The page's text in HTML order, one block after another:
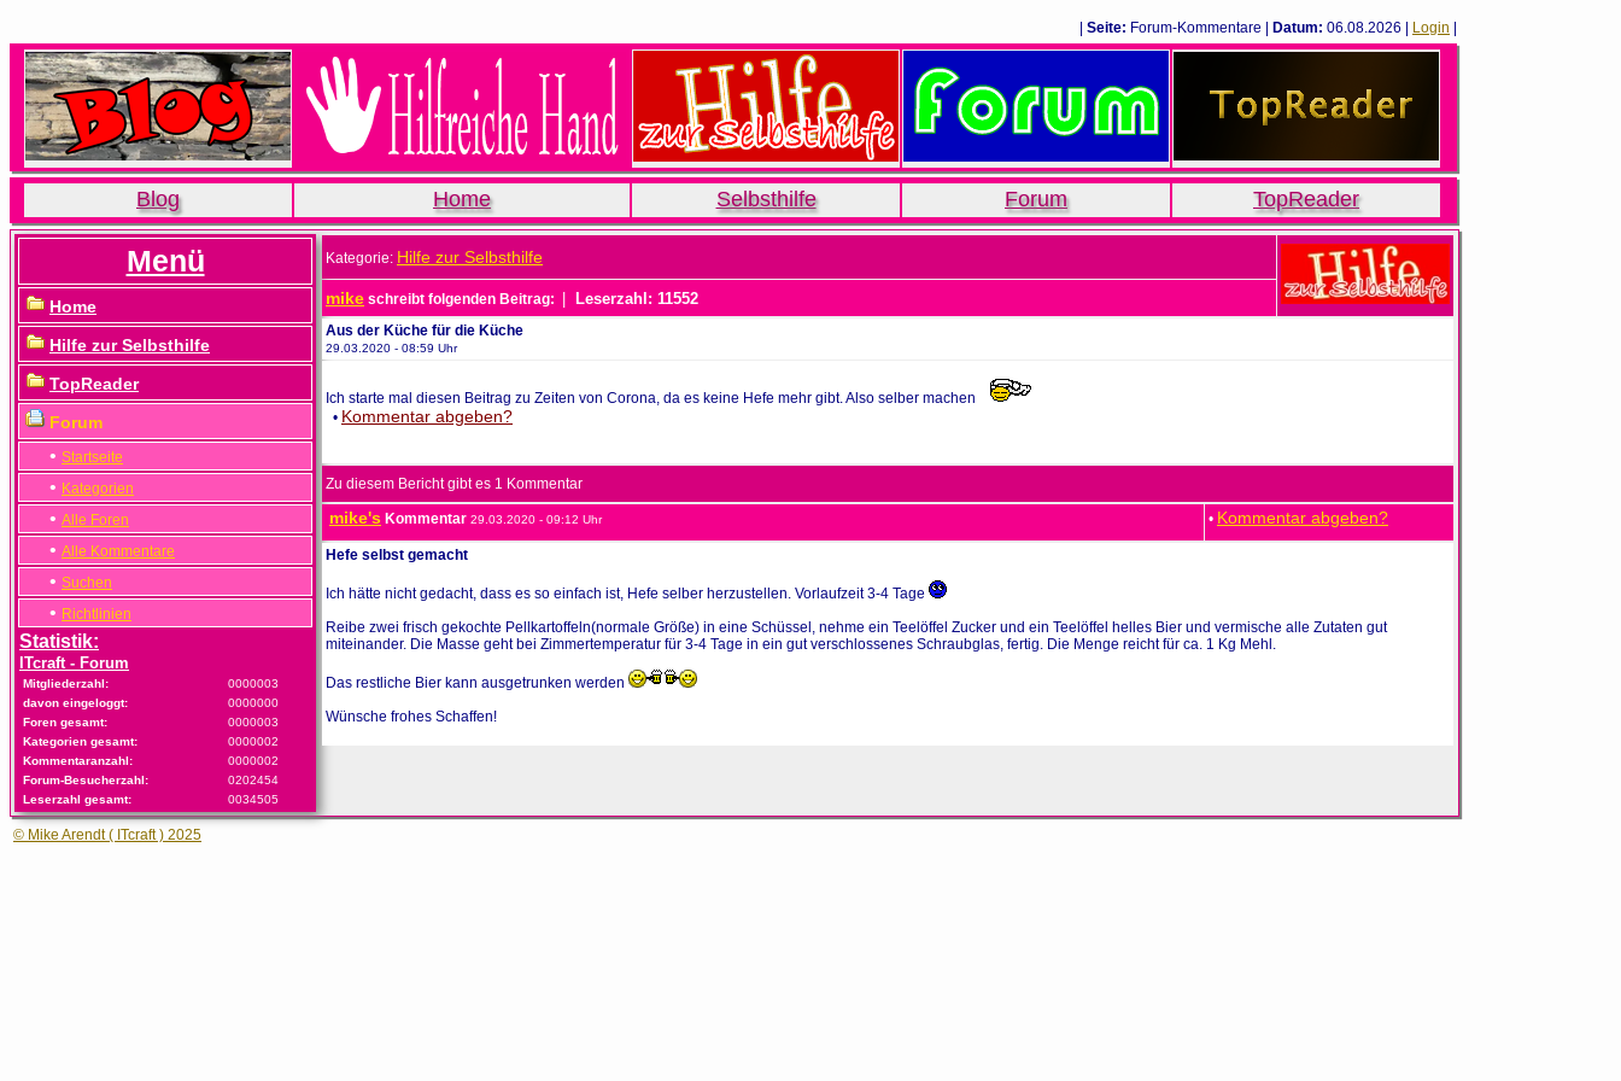
Login
Datum: 06.08.2026 |
Seite: Forum-Kommentare |
Blog Home Selbsthilfe Forum TopReader
Menü
Home
Hilfe zur Selbsthilfe
TopReader
Forum
• Startseite
• Kategorien
• Alle Foren
• Alle Kommentare
• Suchen
• Richtlinien
Statistik:
ITcraft - Forum
Mitgliederzahl:
0000003
davon eingeloggt:
0000000
Foren gesamt:
0000003
Kategorien gesamt:
0000002
Kommentaranzahl:
0000002
Forum-Besucherzahl:
0202454
Leserzahl gesamt:
0034505
Kategorie: Hilfe zur Selbsthilfe
mike schreibt folgenden Beitrag: Leserzahl: 11552
Aus der Küche für die Küche
29.03.2020 - 08:59 Uhr
Ich starte mal diesen Beitrag zu Zeiten von Corona, da es keine Hefe mehr gibt. Also selber machen
• Kommentar abgeben?
Zu diesem Bericht gibt es 1 Kommentar
mike's Kommentar 29.03.2020 - 09:12 Uhr • Kommentar abgeben?
Hefe selbst gemacht
Ich hätte nicht gedacht, dass es so einfach ist, Hefe selber herzustellen. Vorlaufzeit 3-4 Tage
Reibe zwei frisch gekochte Pellkartoffeln(normale Größe) in eine Schüssel, nehme ein Teelöffel Zucker und ein Teelöffel helles Bier und vermische alle Zutaten gut
miteinander. Die Masse geht bei Zimmertemperatur für 3-4 Tage in ein gut verschlossenes Schraubglas, fertig. Die Menge reicht für ca. 1 Kg Mehl.
Das restliche Bier kann ausgetrunken werden
Wünsche frohes Schaffen!
© Mike Arendt ( ITcraft ) 2025